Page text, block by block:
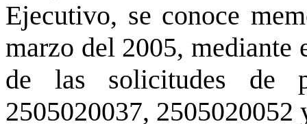
Ejecutivo, se conoce
marzo del 2005, mediante
de las solicitudes de
2505020037, 2505020052